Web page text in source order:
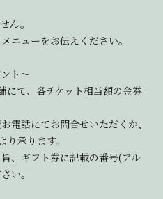
ん。
ニューをお伝えください。
ト～
て、各チケット相当額の金券
電話にてお問合せいただくか、
承ります。
、ギフト券に記載の番号(アル
い。